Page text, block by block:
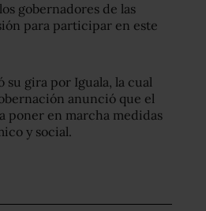
gobernadores de las
para participar en este
gira por Iguala, la cual
anunció que el
poner en marcha medidas
y social.